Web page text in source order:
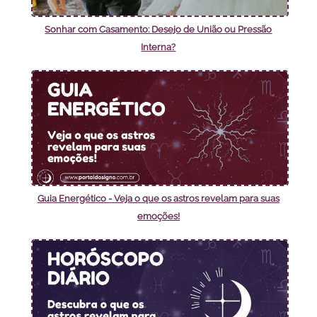
Sonhar com Casamento: Desejo de União ou Pressão
Interna?
Guia Energético - Veja o que os astros revelam para suas
emoções!